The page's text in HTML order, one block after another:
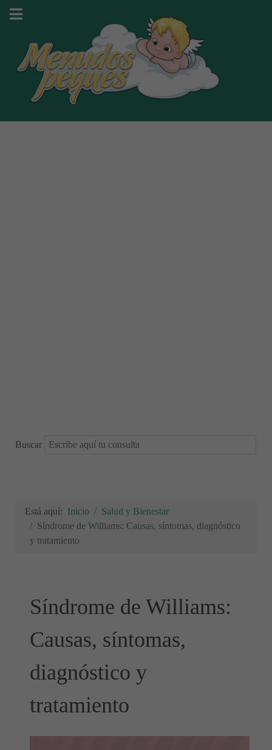
Buscar
Está aquí: Inicio
Salud y Bienestar
Síndrome de Williams: Causas, síntomas, diagnóstico
y tratamiento
Síndrome de Williams:
Causas, síntomas,
diagnóstico y
tratamiento